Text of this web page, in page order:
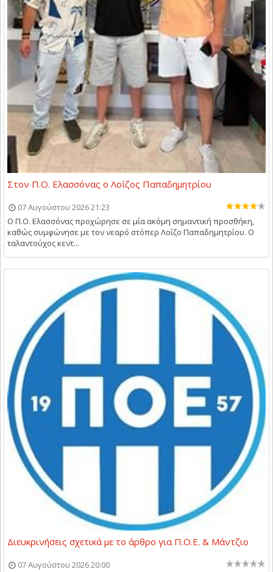
Στον Π.Ο. Ελασσόνας ο Λοΐζος Παπαδημητρίου
07 Αυγούστου 2026 21:23
Ο Π.Ο. Ελασσόνας προχώρησε σε μία ακόμη σημαντική προσθήκη,
καθώς συμφώνησε με τον νεαρό στόπερ Λοΐζο Παπαδημητρίου. Ο
ταλαντούχος κεντ...
Διευκρινήσεις σχετικά με το άρθρο για Π.Ο.Ε. & Μάντζιο
07 Αυγούστου 2026 20:00